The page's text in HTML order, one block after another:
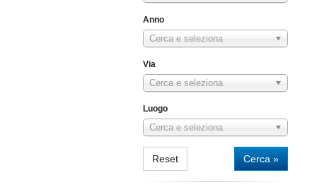
Anno
Cerca e seleziona
Via
Cerca e seleziona
Luogo
Cerca e seleziona
Reset Cerca »